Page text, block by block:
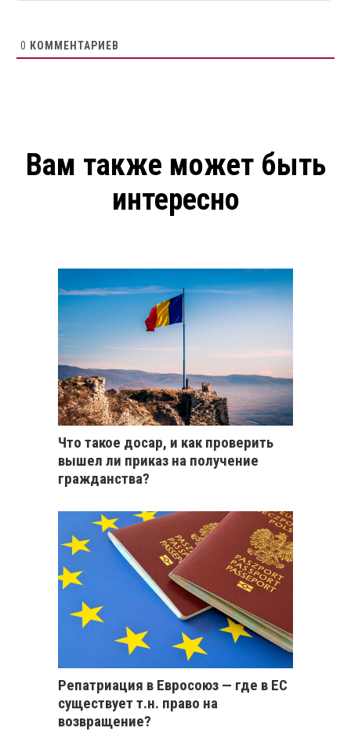
0 КОММЕНТАРИЕВ
Вам также может быть
интересно
Что такое досар, и как проверить
вышел ли приказ на получение
гражданства?
Репатриация в Евросоюз — где в ЕС
существует т.н. право на
возвращение?